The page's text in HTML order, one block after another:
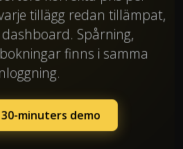
tillägg redan tillämpat,
Spårning,
finns i samma
minuters demo